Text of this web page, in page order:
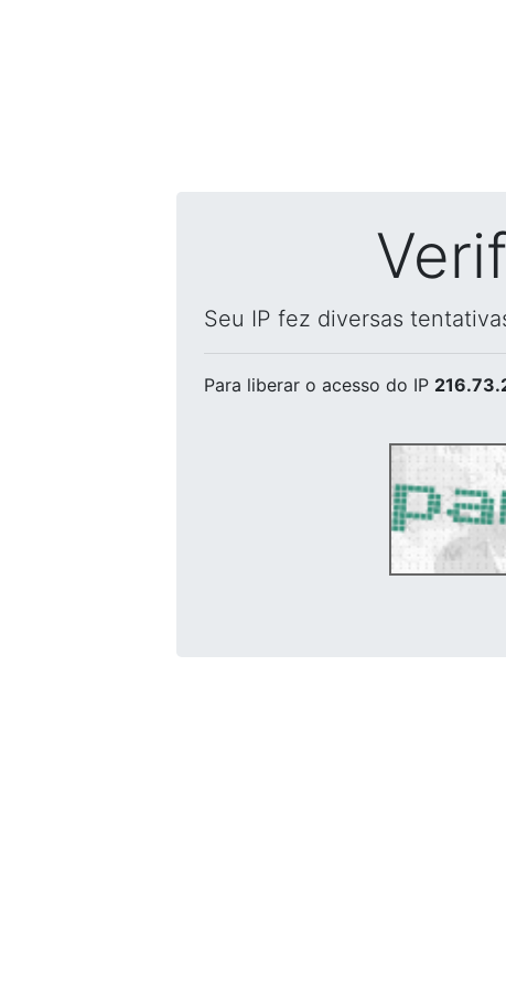
Seu IP fez diversas
Para liberar o acesso do IP